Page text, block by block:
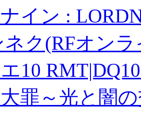
イン :
ネク(RFオン
10
罪～光と闇